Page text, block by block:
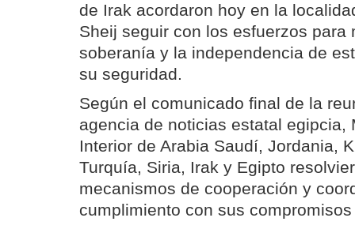
de Irak acordaron hoy en la
Sheij seguir con los esfuerzos para
soberanía y la independencia de
su seguridad.
Según el comunicado final de la
agencia de noticias estatal egipcia,
Interior de Arabia Saudí, Jordania,
Turquía, Siria, Irak y Egipto
mecanismos de cooperación y
cumplimiento con sus